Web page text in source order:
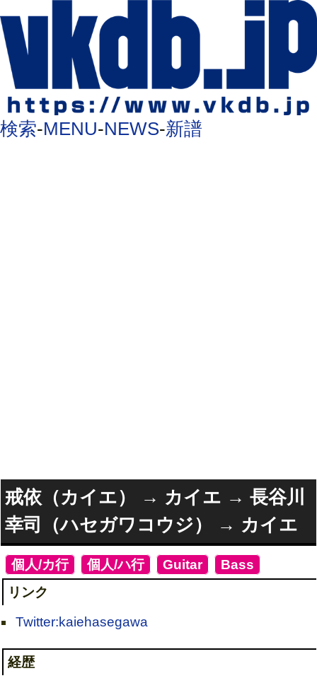
検索-MENU-NEWS-新譜
戒依（カイエ） → カイエ → 長谷川
幸司（ハセガワコウジ） → カイエ
個人/カ行] 個人/ハ行] Guitar] Bass
リンク
Twitter:kaiehasegawa
経歴